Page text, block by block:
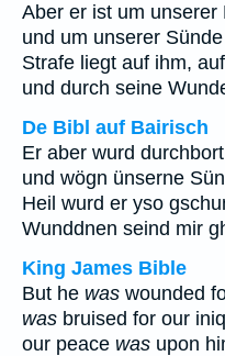
Aber er ist um
und um unserer
Strafe liegt auf ihm,
und durch seine
De Bibl auf Bairisch
Er aber wurd
und wögn ünserne
Heil wurd er yso
Wunddnen seind mir
King James Bible
But he was wounded
was bruised for our
our peace was upon